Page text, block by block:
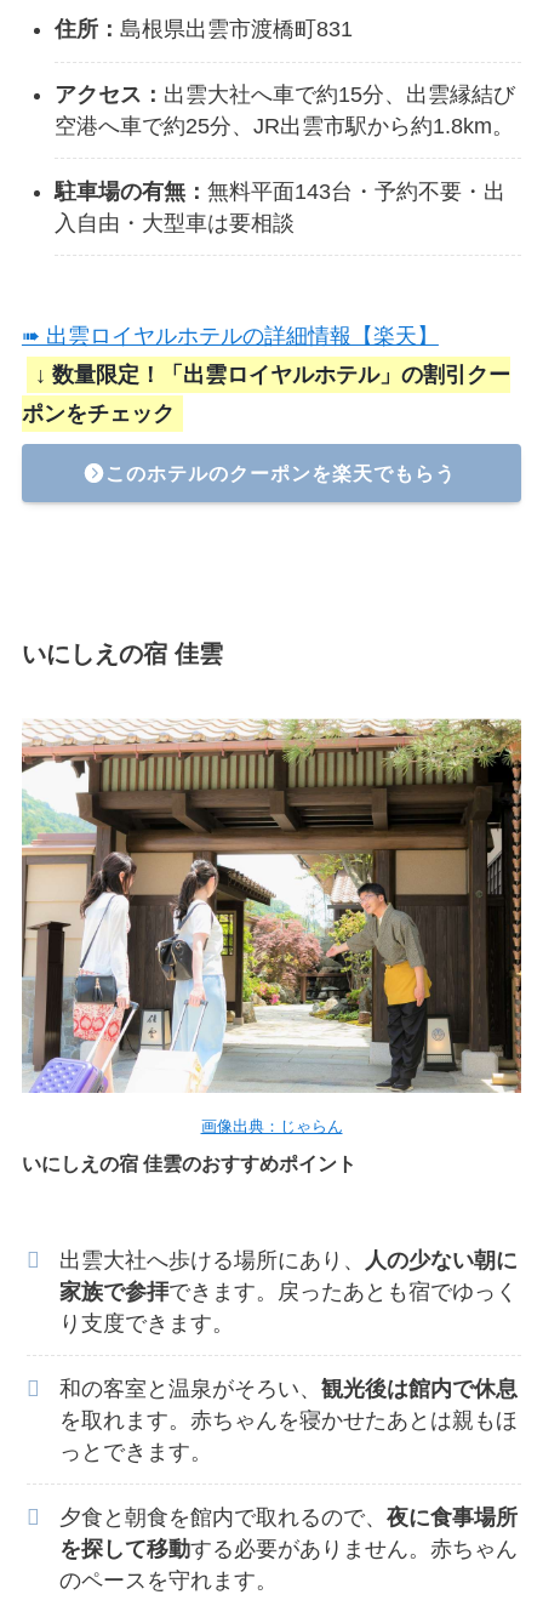
住所： 島根県出雲市渡橋町831
アクセス： 出雲大社へ車で約15分、出雲縁結び
空港へ車で約25分、JR出雲市駅から約1.8km。
駐車場の有無： 無料平面143台・予約不要・出
入自由・大型車は要相談
➠ 出雲ロイヤルホテルの詳細情報【楽天】
↓ 数量限定！「出雲ロイヤルホテル」の割引クー
ポンをチェック
このホテルのクーポンを楽天でもらう
いにしえの宿 佳雲
画像出典：じゃらん
いにしえの宿 佳雲のおすすめポイント
出雲大社へ歩ける場所にあり、 人の少ない朝に
家族で参拝できます。戻ったあとも宿でゆっく
り支度できます。
和の客室と温泉がそろい、観光後は館内で休息
を取れます。赤ちゃんを寝かせたあとは親もほ
っとできます。
夕食と朝食を館内で取れるので、夜に食事場所
を探して移動する必要がありません。赤ちゃん
のペースを守れます。